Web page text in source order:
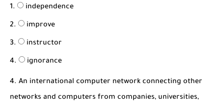
independence
improve
instructor
ignorance
4. An international computer network connecting other
networks and computers from companies, universities,